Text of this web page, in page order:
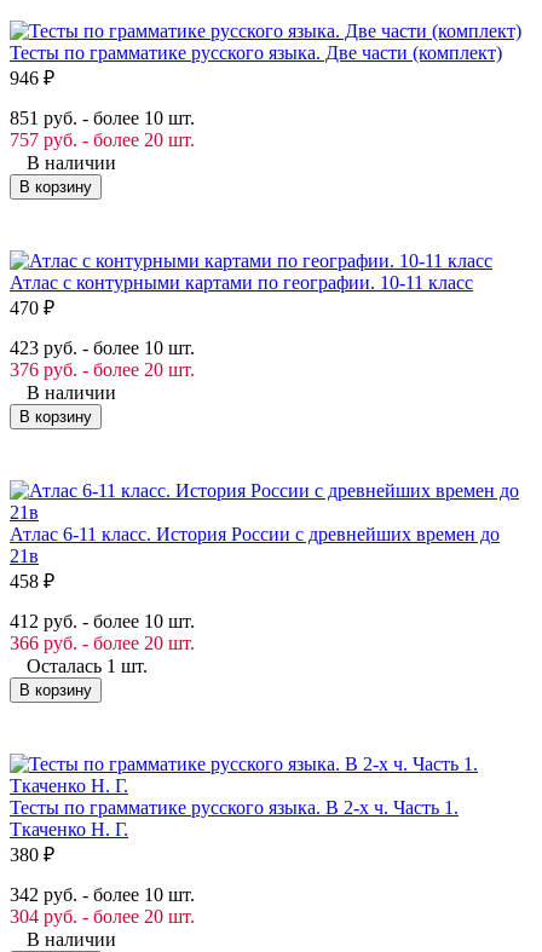
Тесты по грамматике русского языка. Две части (комплект)
946 ₽
851 руб. - более 10 шт.
757 руб. - более 20 шт.
В наличии
В корзину
Атлас с контурными картами по географии. 10-11 класс
470 ₽
423 руб. - более 10 шт.
376 руб. - более 20 шт.
В наличии
В корзину
Атлас 6-11 класс. История России с древнейших времен до
21в
458 ₽
412 руб. - более 10 шт.
366 руб. - более 20 шт.
Осталась 1 шт.
В корзину
Тесты по грамматике русского языка. В 2-х ч. Часть 1.
Ткаченко Н. Г.
380 ₽
342 руб. - более 10 шт.
304 руб. - более 20 шт.
В наличии